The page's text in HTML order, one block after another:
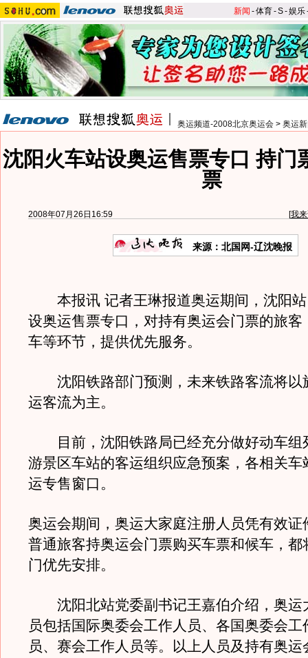
新闻 -体育-S-娱乐
奥运频道-2008北京奥运会 > 奥运
沈阳火车站设奥运售票专口 持门
票
2008年07月26日16:59 [我
来源：北国网-辽沈晚报
本报讯 记者王琳报道奥运期间，沈阳站
设奥运售票专口，对持有奥运会门票的旅客
车等环节，提供优先服务。
沈阳铁路部门预测，未来铁路客流将以
运客流为主。
目前，沈阳铁路局已经充分做好动车组
游景区车站的客运组织应急预案，各相关车
运专售窗口。
奥运会期间，奥运大家庭注册人员凭有效证
普通旅客持奥运会门票购买车票和候车，都
门优先安排。
沈阳北站党委副书记王嘉伯介绍，奥运
员包括国际奥委会工作人员、各国奥委会工
员、赛会工作人员等。以上人员及持有奥运